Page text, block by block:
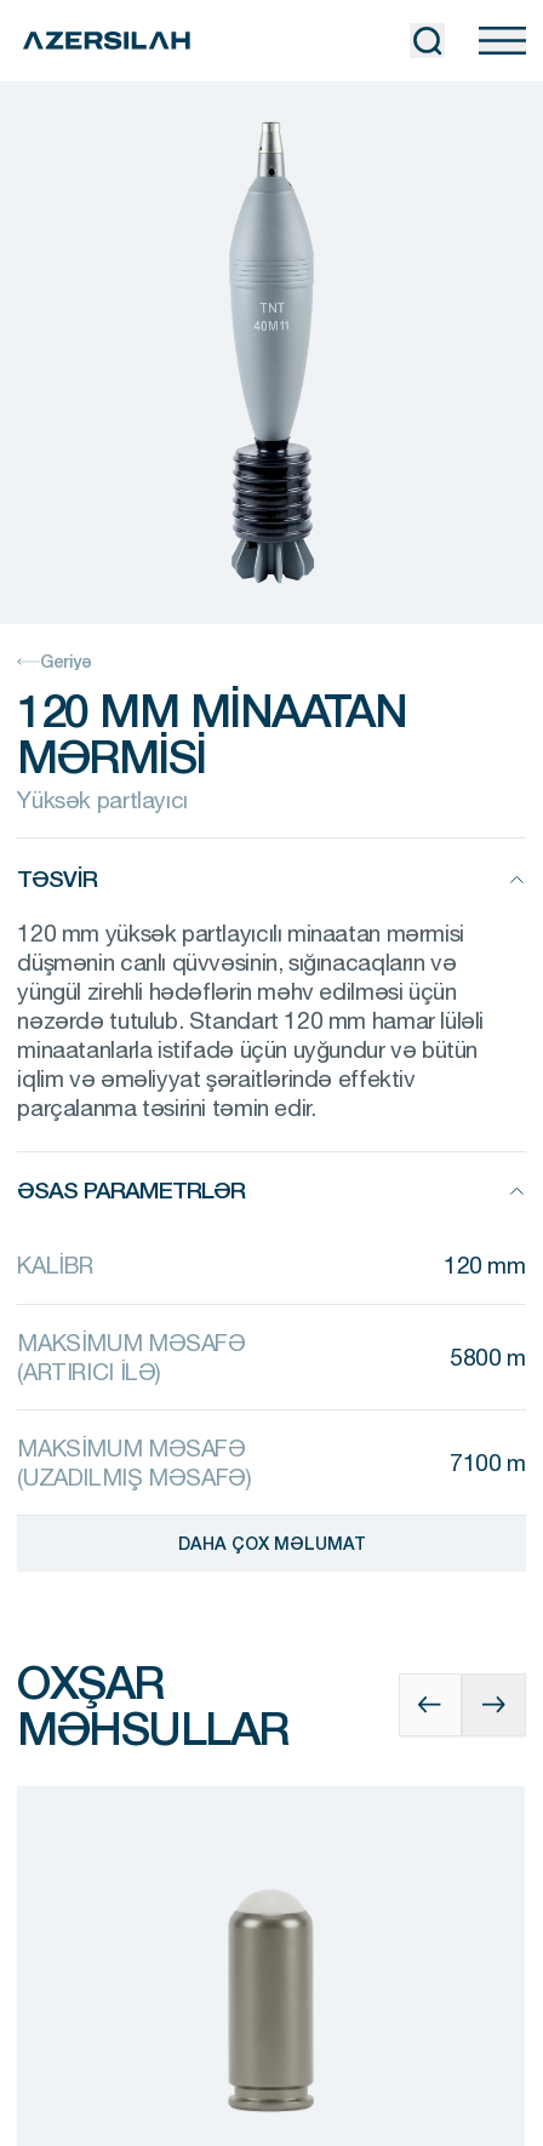
Geriyə
120 MM MINAATAN
MƏRMISI
Yüksək partlayıcı
TƏSVIR
120 mm yüksək partlayıcılı minaatan mərmisi
düşmənin canlı qüvvəsinin, sığınacaqların və
yüngül zirehli hədəflərin məhv edilməsi üçün
nəzərdə tutulub. Standart 120 mm hamar lüləli
minaatanlarla istifadə üçün uyğundur və bütün
iqlim və əməliyyat şəraitlərində effektiv
parçalanma təsirini təmin edir.
ƏSAS PARAMETRLƏR
KALİBR 120 mm
MAKSİMUM MƏSAFƏ
(ARTIRICI İLƏ)
5800 m
MAKSİMUM MƏSAFƏ
(UZADILMIŞ MƏSAFƏ)
7100 m
DAHA ÇOX MƏLUMAT
OXŞAR
MƏHSULLAR